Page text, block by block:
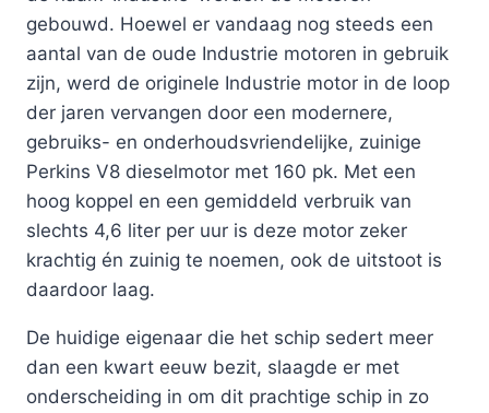
gebouwd. Hoewel er vandaag nog steeds een
aantal van de oude Industrie motoren in gebruik
zijn, werd de originele Industrie motor in de loop
der jaren vervangen door een modernere,
gebruiks- en onderhoudsvriendelijke, zuinige
Perkins V8 dieselmotor met 160 pk. Met een
hoog koppel en een gemiddeld verbruik van
slechts 4,6 liter per uur is deze motor zeker
krachtig én zuinig te noemen, ook de uitstoot is
daardoor laag.
De huidige eigenaar die het schip sedert meer
dan een kwart eeuw bezit, slaagde er met
onderscheiding in om dit prachtige schip in zo